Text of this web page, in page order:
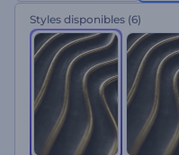
pour télécharger votre logo,
quelques minutes pour
professionnelle.
aux lancements de produits,
bijouterie, et bien plus
votre projet et laissez une
avec cet opener moderne.
Styles disponibles (6)